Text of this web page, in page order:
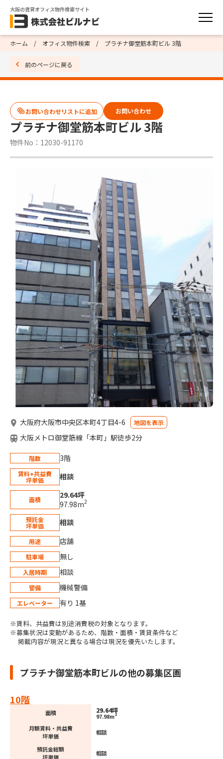
大阪の賃貸オフィス物件検索サイト
ホーム オフィス物件検索 プラチナ御堂筋本町ビル 3階
前のページに戻る
プラチナ御堂筋本町ビル 3階
物件No：12030-91170
お問い合わせ
大阪府大阪市中央区本町4丁目4-6 地図を表示
大阪メトロ御堂筋線「本町」駅徒歩2分
階数 3階
賃料+共益費
坪単価 相談
面積
29.64坪
97.98m2
預託金
坪単価 相談
用途 店舗
駐車場 無し
入居時期 相談
警備 機械警備
エレベーター 有り 1基
※賃料、共益費は別途消費税の対象となります。
※募集状況は変動があるため、階数・面積・賃貸条件など
掲載内容が現況と異なる場合は現況を優先いたします。
プラチナ御堂筋本町ビルの他の募集区画
10階
面積 29.64坪
97.98m2
月額賃料・共益費
坪単価
相談
預託金総額
坪単価
相談